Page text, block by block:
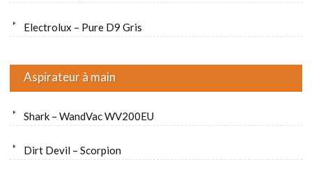
Electrolux – Pure D9 Gris
Aspirateur à main
Shark – WandVac WV200EU
Dirt Devil – Scorpion